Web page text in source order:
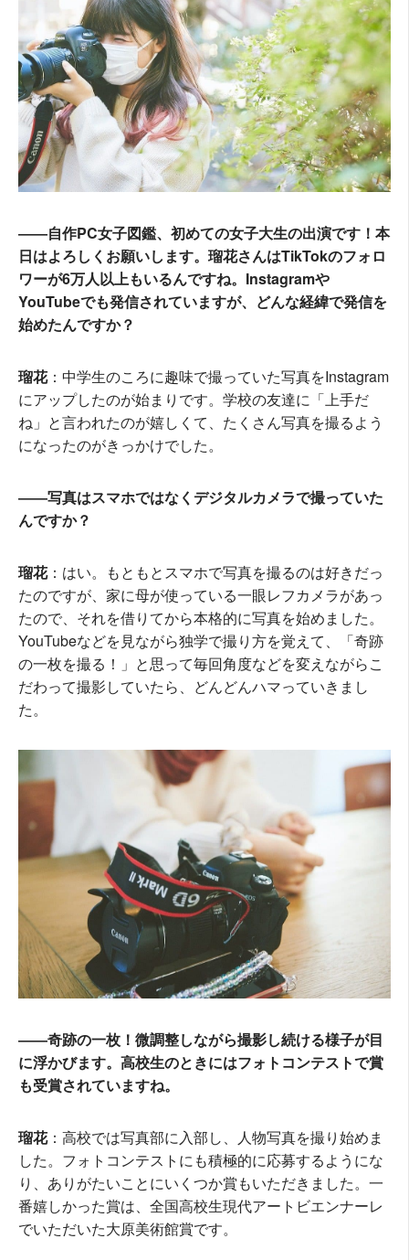
――自作PC女子図鑑、初めての女子大生の出演です！本
日はよろしくお願いします。瑠花さんはTikTokのフォロ
ワーが6万人以上もいるんですね。Instagramや
YouTubeでも発信されていますが、どんな経緯で発信を
始めたんですか？
瑠花：中学生のころに趣味で撮っていた写真をInstagram
にアップしたのが始まりです。学校の友達に「上手だ
ね」と言われたのが嬉しくて、たくさん写真を撮るよう
になったのがきっかけでした。
――写真はスマホではなくデジタルカメラで撮っていた
んですか？
瑠花：はい。もともとスマホで写真を撮るのは好きだっ
たのですが、家に母が使っている一眼レフカメラがあっ
たので、それを借りてから本格的に写真を始めました。
YouTubeなどを見ながら独学で撮り方を覚えて、「奇跡
の一枚を撮る！」と思って毎回角度などを変えながらこ
だわって撮影していたら、どんどんハマっていきまし
た。
――奇跡の一枚！微調整しながら撮影し続ける様子が目
に浮かびます。高校生のときにはフォトコンテストで賞
も受賞されていますね。
瑠花：高校では写真部に入部し、人物写真を撮り始めま
した。フォトコンテストにも積極的に応募するようにな
り、ありがたいことにいくつか賞もいただきました。一
番嬉しかった賞は、全国高校生現代アートビエンナーレ
でいただいた大原美術館賞です。